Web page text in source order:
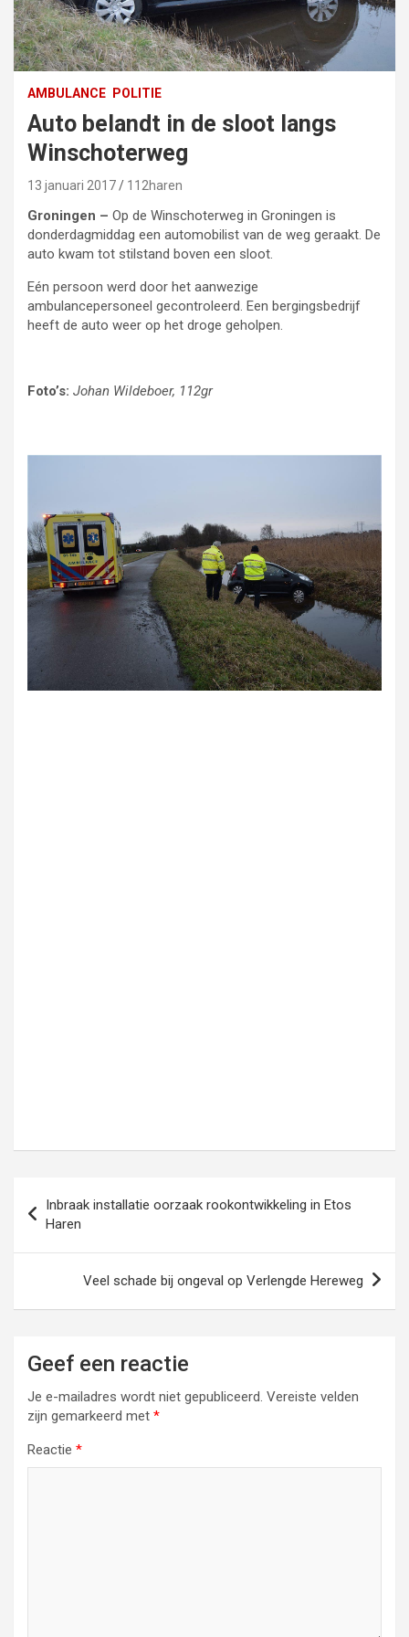
AMBULANCE POLITIE
Auto belandt in de sloot langs
Winschoterweg
13 januari 2017 112haren
Groningen – Op de Winschoterweg in Groningen is
donderdagmiddag een automobilist van de weg geraakt. De
auto kwam tot stilstand boven een sloot.
Eén persoon werd door het aanwezige
ambulancepersoneel gecontroleerd. Een bergingsbedrijf
heeft de auto weer op het droge geholpen.
Foto’s: Johan Wildeboer, 112gr
navigatie
Inbraak installatie oorzaak rookontwikkeling in Etos
Haren
Veel schade bij ongeval op Verlengde Hereweg
Geef een reactie
Je e-mailadres wordt niet gepubliceerd. Vereiste velden
zijn gemarkeerd met *
Reactie *